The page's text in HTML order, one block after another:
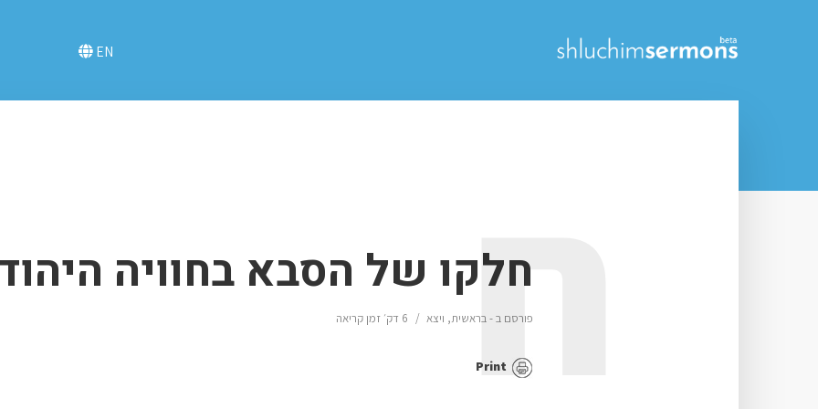
EN
חלקו של הסבא בחוויה
פורסם ב -בראשית, ויצא 6 דק׳ זמן קריאה ח
Print